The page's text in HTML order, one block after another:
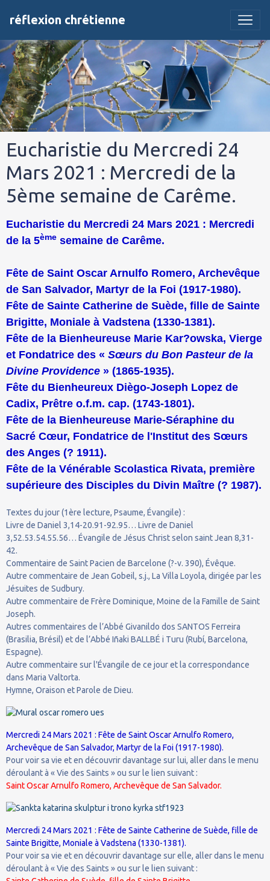
réflexion chrétienne
Eucharistie du Mercredi 24
Mars 2021 : Mercredi de la
5ème semaine de Carême.
Eucharistie du Mercredi 24 Mars 2021 : Mercredi
de la 5ème semaine de Carême.
Fête de Saint Oscar Arnulfo Romero, Archevêque
de San Salvador, Martyr de la Foi (1917-1980).
Fête de Sainte Catherine de Suède, fille de Sainte
Brigitte, Moniale à Vadstena (1330-1381).
Fête de la Bienheureuse Marie Kar?owska, Vierge
et Fondatrice des « Sœurs du Bon Pasteur de la
Divine Providence » (1865-1935).
Fête du Bienheureux Diègo-Joseph Lopez de
Cadix, Prêtre o.f.m. cap. (1743-1801).
Fête de la Bienheureuse Marie-Séraphine du
Sacré Cœur, Fondatrice de l'Institut des Sœurs
des Anges (? 1911).
Fête de la Vénérable Scolastica Rivata, première
supérieure des Disciples du Divin Maître (? 1987).
Textes du jour (1ère lecture, Psaume, Évangile) :
Livre de Daniel 3,14-20.91-92.95… Livre de Daniel
3,52.53.54.55.56… Évangile de Jésus Christ selon saint Jean 8,31-
42.
Commentaire de Saint Pacien de Barcelone (?-v. 390), Évêque.
Autre commentaire de Jean Gobeil, s.j., La Villa Loyola, dirigée par les
Jésuites de Sudbury.
Autre commentaire de Frère Dominique, Moine de la Famille de Saint
Joseph.
Autres commentaires de l’Abbé Givanildo dos SANTOS Ferreira
(Brasilia, Brésil) et de l’Abbé Iñaki BALLBÉ i Turu (Rubí, Barcelona,
Espagne).
Autre commentaire sur l'Évangile de ce jour et la correspondance
dans Maria Valtorta.
Hymne, Oraison et Parole de Dieu.
Mercredi 24 Mars 2021 : Fête de Saint Oscar Arnulfo Romero,
Archevêque de San Salvador, Martyr de la Foi (1917-1980).
Pour voir sa vie et en découvrir davantage sur lui, aller dans le menu
déroulant à « Vie des Saints » ou sur le lien suivant :
Saint Oscar Arnulfo Romero, Archevêque de San Salvador.
Mercredi 24 Mars 2021 : Fête de Sainte Catherine de Suède, fille de
Sainte Brigitte, Moniale à Vadstena (1330-1381).
Pour voir sa vie et en découvrir davantage sur elle, aller dans le menu
déroulant à « Vie des Saints » ou sur le lien suivant :